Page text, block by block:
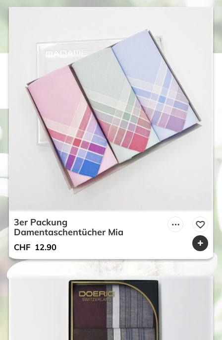
3er Packung
Damentaschentücher Mia
CHF 12.90